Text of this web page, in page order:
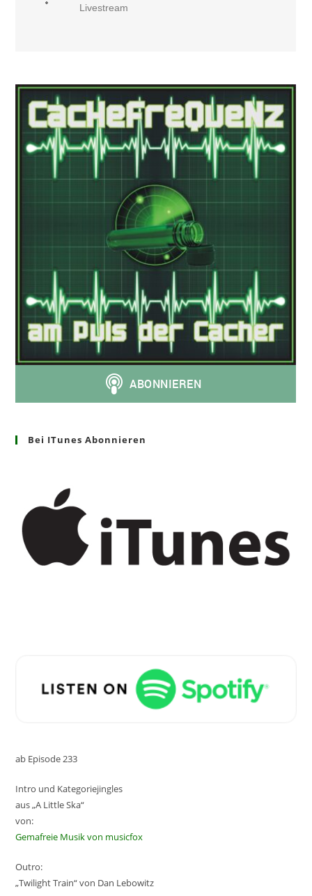
Bei ITunes Abonnieren
ab Episode 233
Intro und Kategoriejingles
aus „A Little Ska“
von:
Gemafreie Musik von musicfox
Outro:
„Twilight Train“ von Dan Lebowitz